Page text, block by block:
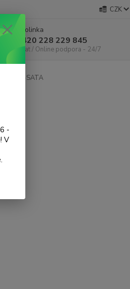
CZK
Infolinka
+420 228 229 845
Chat / Online podpora - 24/7
e-SATA
-
V